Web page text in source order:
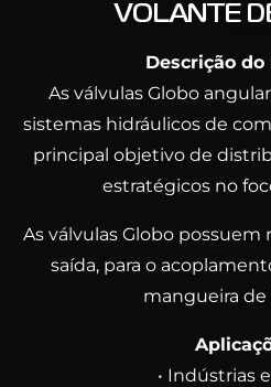
VOLANTE
Descrição do
As válvulas Globo
sistemas hidráulicos de
principal objetivo de
estratégicos no
As válvulas Globo possuem
saída, para o
mangueira
• Indústrias